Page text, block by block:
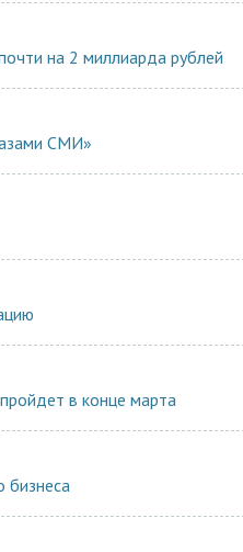
на 2 миллиарда рублей
СМИ»
в конце марта
бизнеса